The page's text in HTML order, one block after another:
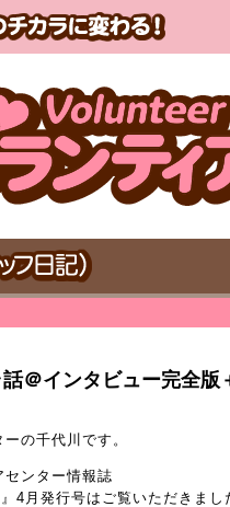
＠インタビュー完全版
の千代川です。
センター情報誌
4月発行号はご覧いただきまし